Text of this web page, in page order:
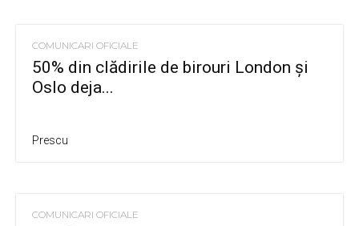
COMUNICARI OFICIALE
50% din clădirile de birouri London și
Oslo deja...
Prescu
COMUNICARI OFICIALE